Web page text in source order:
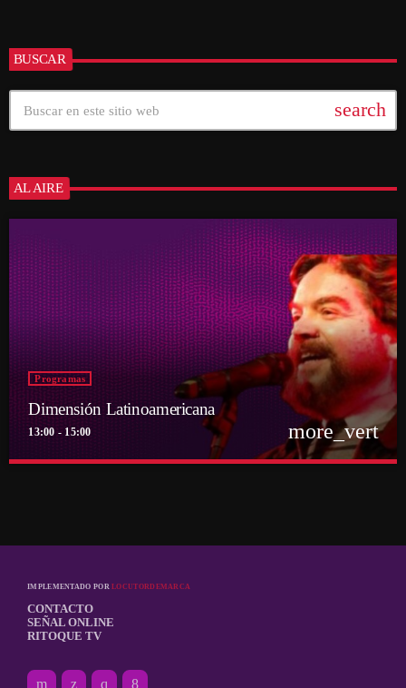
BUSCAR
search
AL AIRE
Programas
Dimensión Latinoamericana
13:00 - 15:00 more_vert
Los sonidos de un continente en la voz de su histórico conductor Thelmo
IMPLEMENTADO PORLOCUTORDEMARCA
CONTACTO
SEÑAL ONLINE
RITOQUE TV